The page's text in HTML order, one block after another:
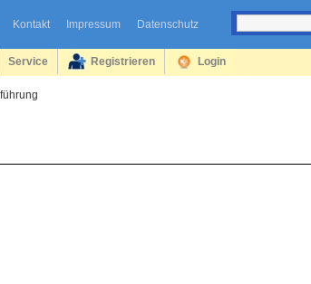
Kontakt Impressum Datenschutz
Service Registrieren Login